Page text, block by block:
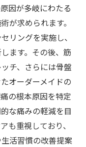
因が多岐にわたる
が求められます。
リングを実施し、
ます。その後、筋
チ、さらには骨盤
オーダーメイドの
の根本原因を特定
な痛みの軽減を目
も重視しており、
活習慣の改善提案